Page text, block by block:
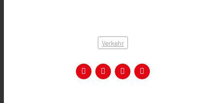
Verkehr